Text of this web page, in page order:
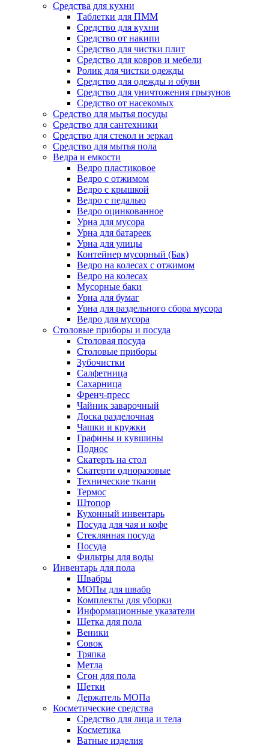
Средства для кухни
Таблетки для ПММ
Средство для кухни
Средство от накипи
Средство для чистки плит
Средство для ковров и мебели
Ролик для чистки одежды
Средство для одежды и обуви
Средство для уничтожения грызунов
Средство от насекомых
Средство для мытья посуды
Средство для сантехники
Средство для стекол и зеркал
Средство для мытья пола
Ведра и емкости
Ведро пластиковое
Ведро с отжимом
Ведро с крышкой
Ведро с педалью
Ведро оцинкованное
Урна для мусора
Урна для батареек
Урна для улицы
Контейнер мусорный (Бак)
Ведро на колесах с отжимом
Ведро на колесах
Мусорные баки
Урна для бумаг
Урна для раздельного сбора мусора
Ведро для мусора
Столовые приборы и посуда
Столовая посуда
Столовые приборы
Зубочистки
Салфетница
Сахарница
Френч-пресс
Чайник заварочный
Доска разделочная
Чашки и кружки
Графины и кувшины
Поднос
Скатерть на стол
Скатерти одноразовые
Технические ткани
Термос
Штопор
Кухонный инвентарь
Посуда для чая и кофе
Стеклянная посуда
Посуда
Фильтры для воды
Инвентарь для пола
Швабры
МОПы для швабр
Комплекты для уборки
Информационные указатели
Щетка для пола
Веники
Совок
Тряпка
Метла
Сгон для пола
Щетки
Держатель МОПа
Косметические средства
Средство для лица и тела
Косметика
Ватные изделия